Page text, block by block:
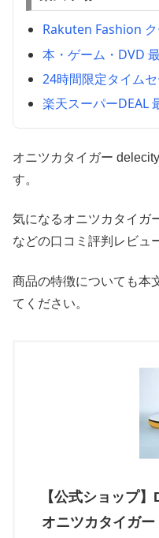
Rakuten Fashion
本・ゲーム・DVD
24時間限定タイム
楽天スーパーDEAL
オニツカタイガー
す。
気になるオニツカタイガ
などの口コミ評判レビュ
商品の特徴についても本
てください。
【公式ショップ
オニツカタイガ